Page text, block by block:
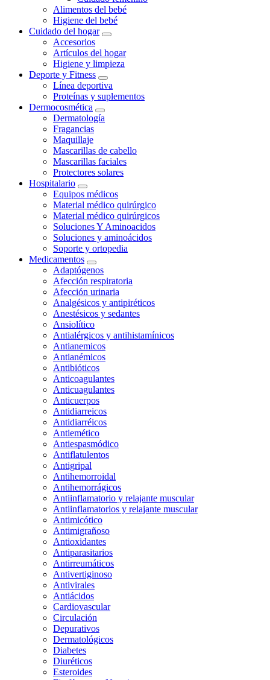
Alimentos del bebé
Higiene del bebé
Cuidado del hogar
Accesorios
Artículos del hogar
Higiene y limpieza
Deporte y Fitness
Línea deportiva
Proteínas y suplementos
Dermocosmética
Dermatología
Fragancias
Maquillaje
Mascarillas de cabello
Mascarillas faciales
Protectores solares
Hospitalario
Equipos médicos
Material médico quirúrgico
Material médico quirúrgicos
Soluciones Y Aminoacidos
Soluciones y aminoácidos
Soporte y ortopedia
Medicamentos
Adaptógenos
Afección respiratoria
Afección urinaria
Analgésicos y antipiréticos
Anestésicos y sedantes
Ansiolítico
Antialérgicos y antihistamínicos
Antianemicos
Antianémicos
Antibióticos
Anticoagulantes
Anticuagulantes
Anticuerpos
Antidiarreicos
Antidiarréicos
Antiemético
Antiespasmódico
Antiflatulentos
Antigripal
Antihemorroidal
Antihemorrágicos
Antiinflamatorio y relajante muscular
Antiinflamatorios y relajante muscular
Antimicótico
Antimigrañoso
Antioxidantes
Antiparasitarios
Antirreumáticos
Antivertiginoso
Antivirales
Antiácidos
Cardiovascular
Circulación
Depurativos
Dermatológicos
Diabetes
Diuréticos
Esteroides